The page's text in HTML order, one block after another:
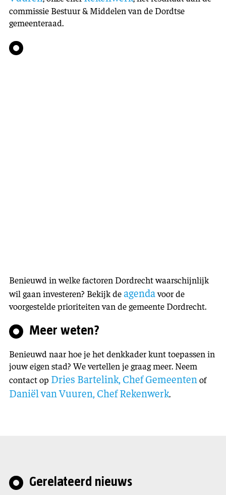
commissie Bestuur & Middelen van de Dordtse
gemeenteraad.
Benieuwd in welke factoren Dordrecht waarschijnlijk
wil gaan investeren? Bekijk deagendavoor de
voorgestelde prioriteiten van de gemeente Dordrecht.
Meer weten?
Benieuwd naar hoe je het denkkader kunt toepassen in
jouw eigen stad? We vertellen je graag meer. Neem
contact op Dries Bartelink, Chef Gemeenten of
Daniël van Vuuren, Chef Rekenwerk.
Gerelateerd nieuws